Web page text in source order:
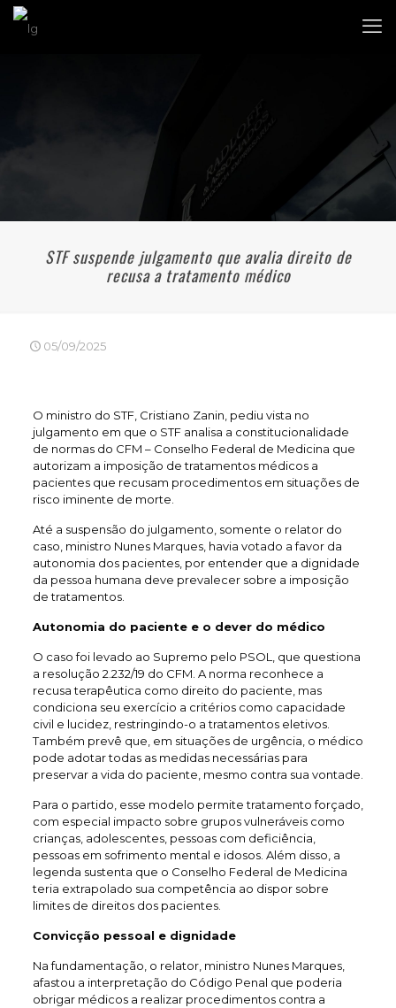
STF suspende julgamento que avalia direito de
recusa a tratamento médico
05/09/2025
O ministro do STF, Cristiano Zanin, pediu vista no
julgamento em que o STF analisa a constitucionalidade
de normas do CFM – Conselho Federal de Medicina que
autorizam a imposição de tratamentos médicos a
pacientes que recusam procedimentos em situações de
risco iminente de morte.
Até a suspensão do julgamento, somente o relator do
caso, ministro Nunes Marques, havia votado a favor da
autonomia dos pacientes, por entender que a dignidade
da pessoa humana deve prevalecer sobre a imposição
de tratamentos.
Autonomia do paciente e o dever do médico
O caso foi levado ao Supremo pelo PSOL, que questiona
a resolução 2.232/19 do CFM. A norma reconhece a
recusa terapêutica como direito do paciente, mas
condiciona seu exercício a critérios como capacidade
civil e lucidez, restringindo-o a tratamentos eletivos.
Também prevê que, em situações de urgência, o médico
pode adotar todas as medidas necessárias para
preservar a vida do paciente, mesmo contra sua vontade.
Para o partido, esse modelo permite tratamento forçado,
com especial impacto sobre grupos vulneráveis como
crianças, adolescentes, pessoas com deficiência,
pessoas em sofrimento mental e idosos. Além disso, a
legenda sustenta que o Conselho Federal de Medicina
teria extrapolado sua competência ao dispor sobre
limites de direitos dos pacientes.
Convicção pessoal e dignidade
Na fundamentação, o relator, ministro Nunes Marques,
afastou a interpretação do Código Penal que poderia
obrigar médicos a realizar procedimentos contra a